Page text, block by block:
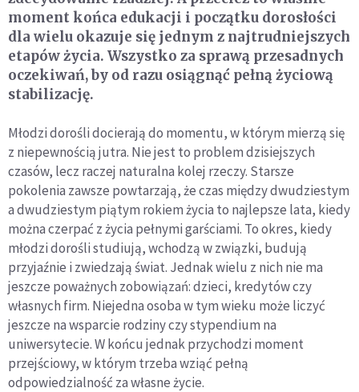
moment końca edukacji i początku dorosłości
dla wielu okazuje się jednym z najtrudniejszych
etapów życia. Wszystko za sprawą przesadnych
oczekiwań, by od razu osiągnąć pełną życiową
stabilizację.
Młodzi dorośli docierają do momentu, w którym mierzą się
z niepewnością jutra. Nie jest to problem dzisiejszych
czasów, lecz raczej naturalna kolej rzeczy. Starsze
pokolenia zawsze powtarzają, że czas między dwudziestym
a dwudziestym piątym rokiem życia to najlepsze lata, kiedy
można czerpać z życia pełnymi garściami. To okres, kiedy
młodzi dorośli studiują, wchodzą w związki, budują
przyjaźnie i zwiedzają świat. Jednak wielu z nich nie ma
jeszcze poważnych zobowiązań: dzieci, kredytów czy
własnych firm. Niejedna osoba w tym wieku może liczyć
jeszcze na wsparcie rodziny czy stypendium na
uniwersytecie. W końcu jednak przychodzi moment
przejściowy, w którym trzeba wziąć pełną
odpowiedzialność za własne życie.